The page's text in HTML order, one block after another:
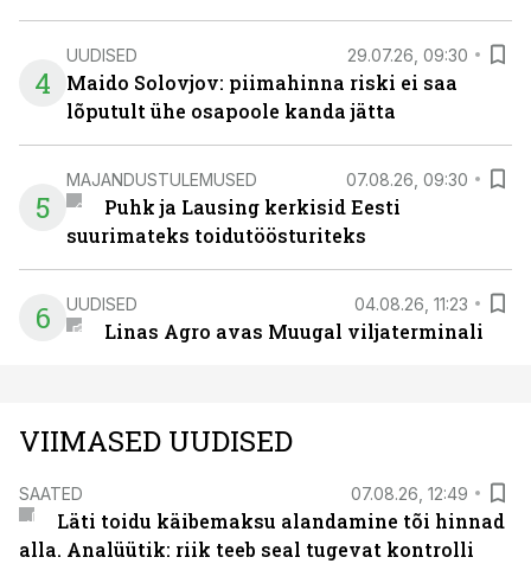
4
UUDISED 29.07.26, 09:30
Maido Solovjov: piimahinna riski ei saa
lõputult ühe osapoole kanda jätta
5
MAJANDUSTULEMUSED 07.08.26, 09:30
Puhk ja Lausing kerkisid Eesti
suurimateks toidutöösturiteks
6 UUDISED 04.08.26, 11:23
Linas Agro avas Muugal viljaterminali
VIIMASED UUDISED
SAATED 07.08.26, 12:49
Läti toidu käibemaksu alandamine tõi hinnad
alla. Analüütik: riik teeb seal tugevat kontrolli